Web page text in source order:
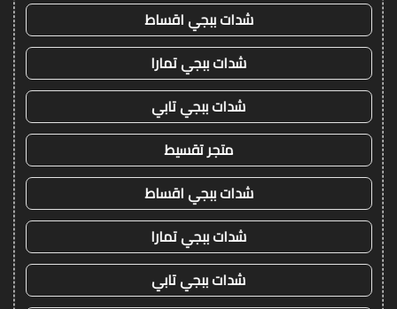
شدات ببجي اقساط
شدات ببجي تمارا
شدات ببجي تابي
متجر تقسيط
شدات ببجي اقساط
شدات ببجي تمارا
شدات ببجي تابي